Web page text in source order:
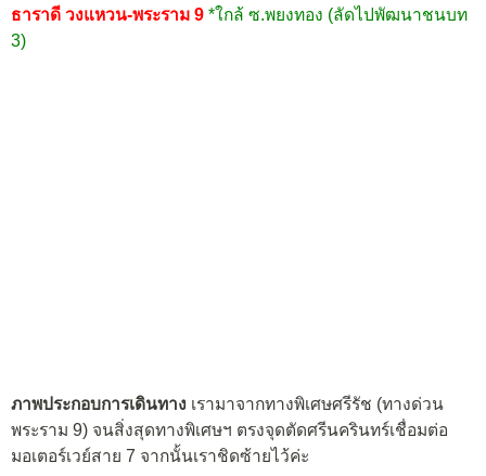
ธาราดี วงแหวน-พระราม 9 *ใกล้ ซ.พยงทอง (ลัดไปพัฒนาชนบท
3)
ภาพประกอบการเดินทาง เรามาจากทางพิเศษศรีรัช (ทางด่วน
พระราม 9) จนสิ่งสุดทางพิเศษฯ ตรงจุดตัดศรีนครินทร์เชื่อมต่อ
มอเตอร์เวย์สาย 7 จากนั้นเราชิดซ้ายไว้ค่ะ